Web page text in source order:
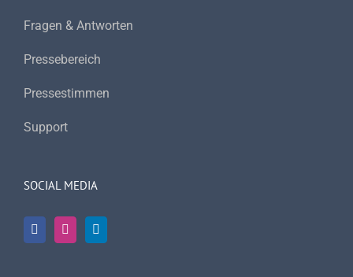
Fragen & Antworten
Pressebereich
Pressestimmen
Support
SOCIAL MEDIA